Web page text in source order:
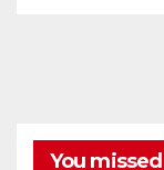
You missed